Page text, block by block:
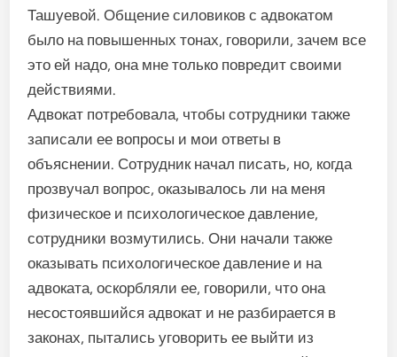
Ташуевой. Общение силовиков с адвокатом
было на повышенных тонах, говорили, зачем все
это ей надо, она мне только повредит своими
действиями.
Адвокат потребовала, чтобы сотрудники также
записали ее вопросы и мои ответы в
объяснении. Сотрудник начал писать, но, когда
прозвучал вопрос, оказывалось ли на меня
физическое и психологическое давление,
сотрудники возмутились. Они начали также
оказывать психологическое давление и на
адвоката, оскорбляли ее, говорили, что она
несостоявшийся адвокат и не разбирается в
законах, пытались уговорить ее выйти из